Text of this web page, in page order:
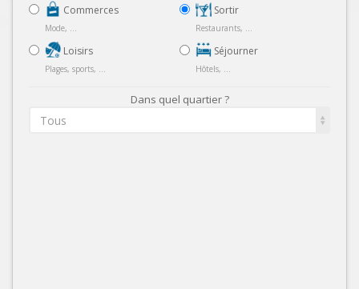
Commerces
Mode, ...
Loisirs
Plages, sports, ...
Sortir
Restaurants, ...
Séjourner
Hôtels, ...
Dans quel quartier ?
Tous